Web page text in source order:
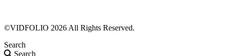
©VIDFOLIO 2026 All Rights Reserved.
Search
Search